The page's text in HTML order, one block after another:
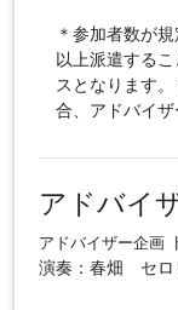
＊参加者数が
以上派遣する
スとなります
合、アドバイザ
アドバイ
アドバイザー企画
演奏：春畑 セ